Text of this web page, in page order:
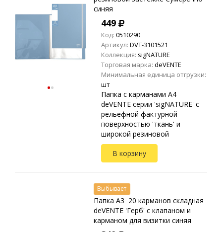
синяя
449
Код: 0510290
Артикул: DVT-3101521
Коллекция: sigNATURE
Торговая марка: deVENTE
Минимальная единица отгрузки:
шт
Папка с карманами A4
deVENTE серии 'sigNATURE' с
рельефной фактурной
поверхностью 'ткань' и
широкой резиновой
застежкой. Дополнительный
внутренний карман для
отдельных листов. Материал:
В корзину
Выбывает
Папка A3 20 карманов складная
deVENTE 'Герб' с клапаном и
карманом для визитки синяя